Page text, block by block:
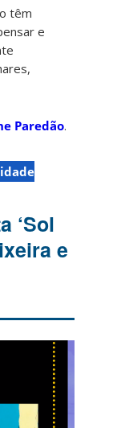
têm
e
Paredão.
‘Sol
e